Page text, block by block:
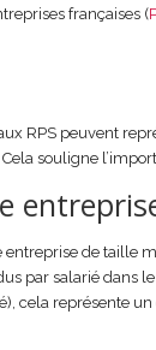
françaises (
RPS peuvent
Cela souligne
entreprise de taille
par salarié dans
cela représente